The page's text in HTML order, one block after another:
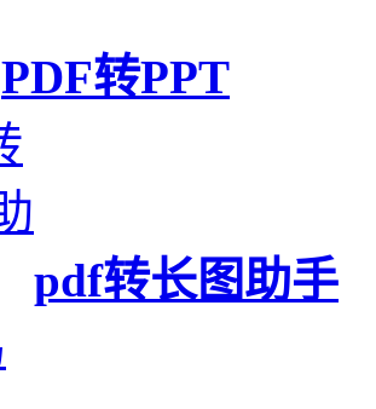
PDF转PPT
pdf转长图助手